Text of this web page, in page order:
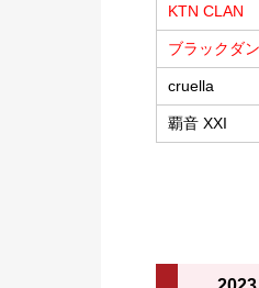
KTN CLAN
ブラックダ
cruella
覇音 XXI